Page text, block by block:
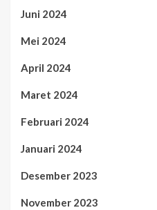
Juni 2024
Mei 2024
April 2024
Maret 2024
Februari 2024
Januari 2024
Desember 2023
November 2023